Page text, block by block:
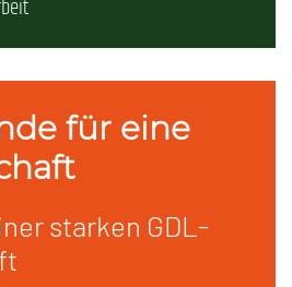
für eine
starken GDL-